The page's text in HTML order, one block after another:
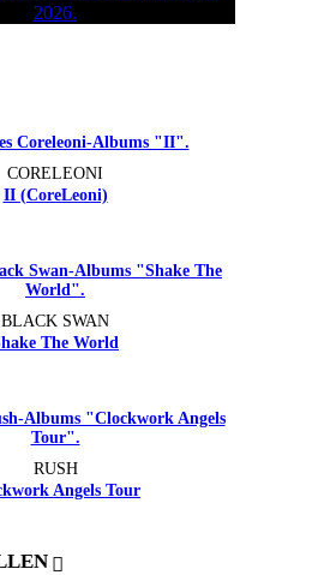
CORELEONI
II (CoreLeoni)
BLACK SWAN
The World
RUSH
Angels Tour